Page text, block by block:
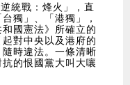
統戰：烽火」，直
獨」、「港獨」，
國憲法》所確立的
對中央以及港府的
時違法。一條清晰
的恨國黨大叫大嚷